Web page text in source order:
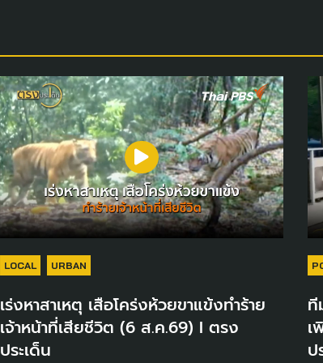
LOCAL URBAN
เร่งหาสาเหตุ เสือโคร่งห้วยขาแข้งทำร้าย
เจ้าหน้าที่เสียชีวิต (6 ส.ค.69) I ตรง
ประเด็น
ที
เ
ป